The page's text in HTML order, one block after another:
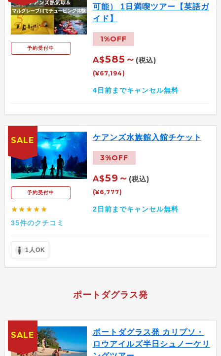
予約受付中
可能） 1日満喫ツアー【英語ガ
イド】
1%OFF
A$585～ (税込)
(¥67,194)
4日前までキャンセル無料
予約受付中
★★★★★
35件のクチコミ
ケアンズ水族館入館チケット
3%OFF
A$59～ (税込)
(¥6,777)
2日前までキャンセル無料
1人OK
SALE
ポートダグラス発
ポートダグラス発 カリプソ・
ロウアイルズ半日シュノーケリ
SALE